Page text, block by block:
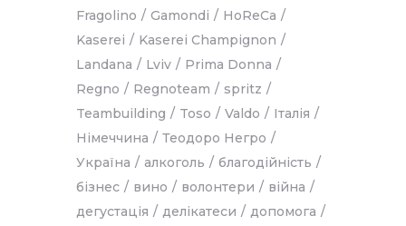
Fragolino
Gamondi
HoReCa
Kaserei
Kaserei Champignon
Landana
Lviv
Prima Donna
Regno
Regnoteam
spritz
Teambuilding
Toso Valdo
Італія
Німеччина
Теодоро Негро
Україна
алкоголь
благодійність
бізнес
вино волонтери
війна
дегустація
делікатеси
допомога